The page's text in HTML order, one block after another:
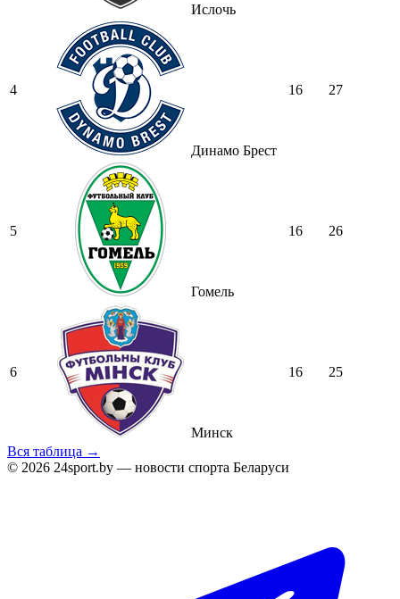
Ислочь
4
Динамо Брест
16 27
5
Гомель
16 26
6
Минск
16 25
Вся таблица →
© 2026 24sport.by — новости спорта Беларуси